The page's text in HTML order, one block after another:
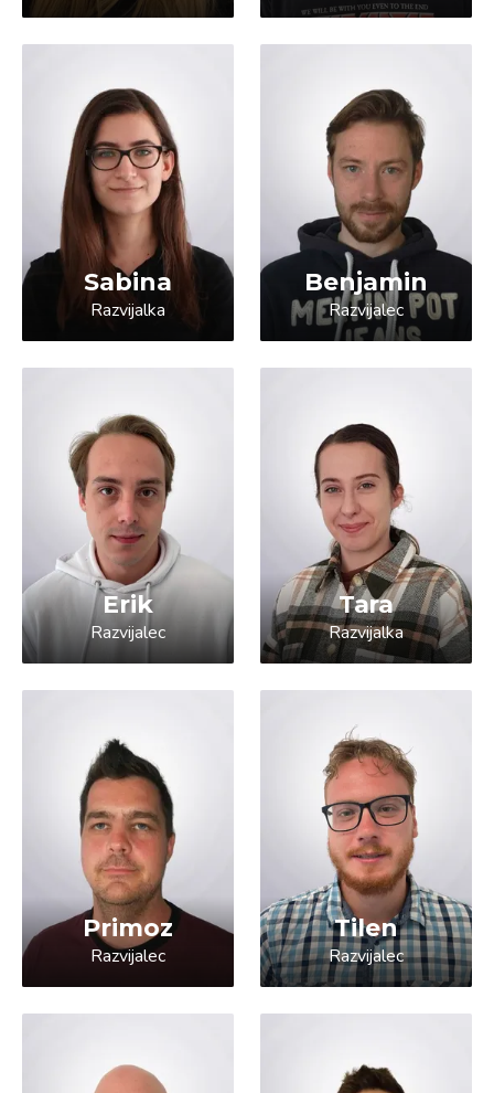
Sabina
Razvijalka
Benjamin
Razvijalec
Erik
Razvijalec
Tara
Razvijalka
Primoz
Razvijalec
Tilen
Razvijalec